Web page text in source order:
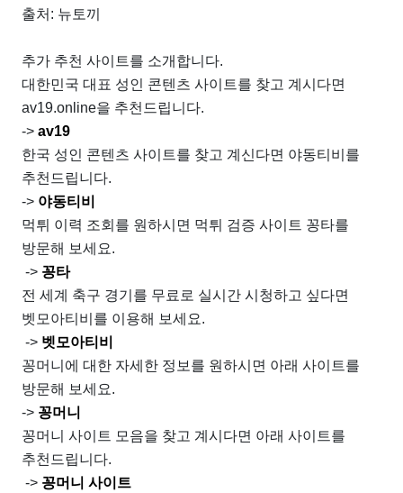
출처: 뉴토끼
추가 추천 사이트를 소개합니다.
대한민국 대표 성인 콘텐츠 사이트를 찾고 계시다면
av19.online을 추천드립니다.
-> av19
한국 성인 콘텐츠 사이트를 찾고 계신다면 야동티비를
추천드립니다.
-> 야동티비
먹튀 이력 조회를 원하시면 먹튀 검증 사이트 꽁타를
방문해 보세요.
-> 꽁타
전 세계 축구 경기를 무료로 실시간 시청하고 싶다면
벳모아티비를 이용해 보세요.
-> 벳모아티비
꽁머니에 대한 자세한 정보를 원하시면 아래 사이트를
방문해 보세요.
-> 꽁머니
꽁머니 사이트 모음을 찾고 계시다면 아래 사이트를
추천드립니다.
-> 꽁머니 사이트